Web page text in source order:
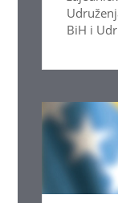
BiH i